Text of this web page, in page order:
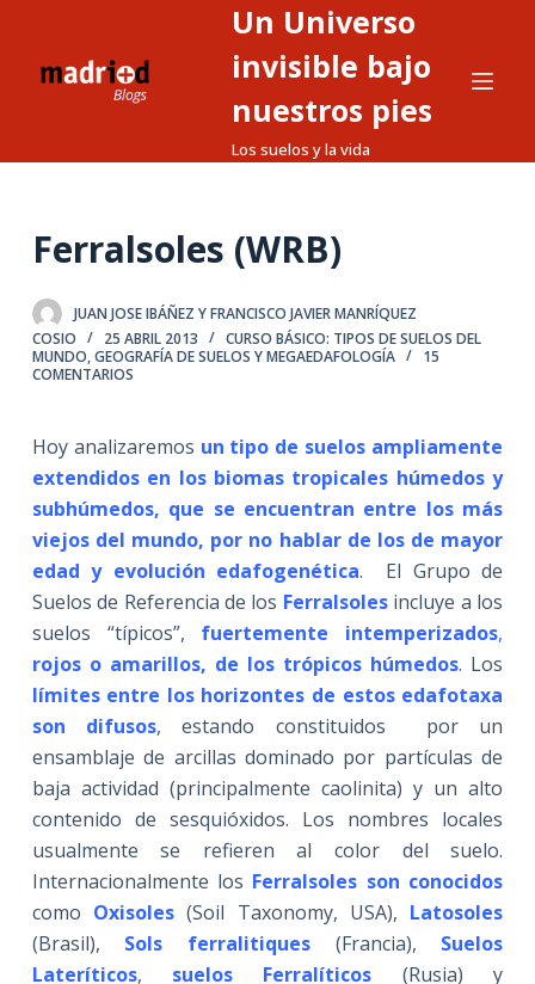
o
n
o
Un Universo
invisible bajo
nuestros pies
Los suelos y la vida
Ferralsoles (WRB)
JUAN JOSE IBÁÑEZ Y FRANCISCO JAVIER MANRÍQUEZ
COSIO
25 ABRIL 2013
CURSO BÁSICO: TIPOS DE SUELOS DEL
MUNDO,GEOGRAFÍA DE SUELOS Y MEGAEDAFOLOGÍA
15
COMENTARIOS
Hoy analizaremos un tipo de suelos ampliamente
extendidos en los biomas tropicales húmedos y
subhúmedos, que se encuentran entre los más
viejos del mundo, por no hablar de los de mayor
edad y evolución edafogenética. El Grupo de
Suelos de Referencia de los Ferralsolesincluye a los
suelos “típicos”, fuertemente intemperizados,
rojos o amarillos, de los trópicos húmedos. Los
límites entre los horizontes de estos edafotaxa
son difusos, estando constituidos por un
ensamblaje de arcillas dominado por partículas de
baja actividad (principalmente caolinita) y un alto
contenido de sesquióxidos. Los nombres locales
usualmente se refieren al color del suelo.
Internacionalmente los Ferralsoles son conocidos
como Oxisoles (Soil Taxonomy, USA), Latosoles
(Brasil), Sols ferralitiques (Francia), Suelos
Lateríticos, suelos Ferralíticos
(Rusia) y